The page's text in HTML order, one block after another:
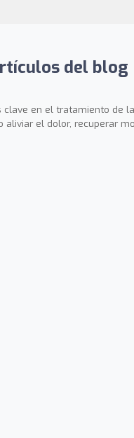
del blog
clave en el tratamiento de
aliviar el dolor, recuperar